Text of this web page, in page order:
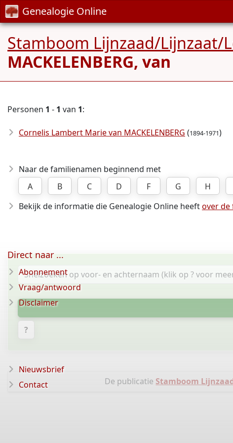
Genealogie Online
Stamboom Lijnzaad/Lijnzaat/
MACKELENBERG, van
Personen 1 - 1 van 1:
Cornelis Lambert Marie van MACKELENBERG (1894-1971)
Naar de familienamen beginnend met
A
B C D F G H
Bekijk de informatie die Genealogie Online heeftover de
?
De publicatie Stamboom
Direct naar ...
Abonnement
Vraag/antwoord
Disclaimer
Nieuwsbrief
Contact